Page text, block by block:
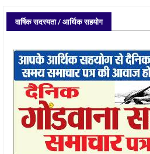
वार्षिक सदस्यता / आर्थिक सहयोग